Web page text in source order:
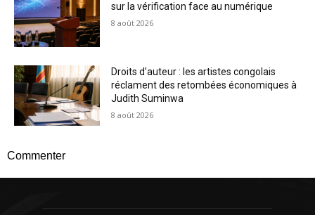
sur la vérification face au numérique
8 août 2026
Droits d’auteur : les artistes congolais
réclament des retombées économiques à
Judith Suminwa
8 août 2026
Commenter